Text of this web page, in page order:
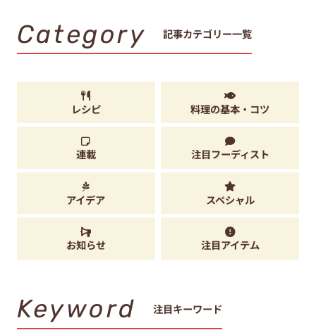
Category 記事カテゴリー一覧
レシピ 料理の基本・コツ
連載 注目フーディスト
アイデア スペシャル
お知らせ 注目アイテム
Keyword 注目キーワード